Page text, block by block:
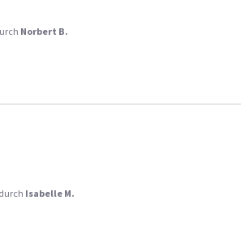
Norbert B.
durch Isabelle M.